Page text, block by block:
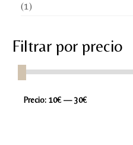
(1)
Filtrar por precio
Precio
Precio
Precio: 10€ —30€